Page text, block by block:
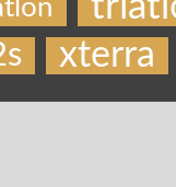
xterra